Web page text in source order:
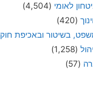
לאומי (4,504)
(420)
בשיטור ובאכיפת חוק
(1,258)
(57)